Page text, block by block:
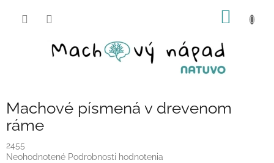
Machové písmená v drevenom
ráme
2455
Priemerné
Neohodnotené Podrobnosti hodnotenia